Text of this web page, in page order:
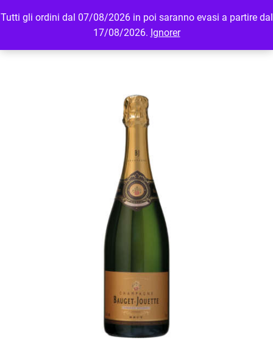
Tutti gli ordini dal 07/08/2026 in poi saranno evasi a partire dal
17/08/2026. Ignorer
MENU LOGIN